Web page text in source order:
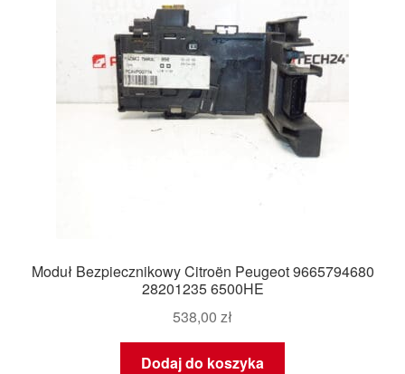
Moduł Bezpiecznikowy Citroën Peugeot 9665794680
28201235 6500HE
538,00 zł
Dodaj do koszyka